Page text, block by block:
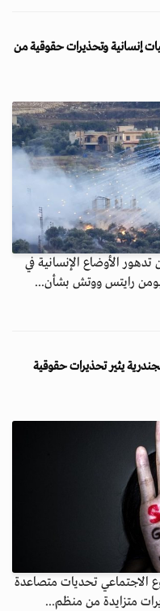
إنسانية وتحذيرات حقوقية من
الأوضاع الإنسانية في
رايتس ووتش بشأن...
يثير تحذيرات حقوقية
الاجتماعي تحديات متصاعدة
متزايدة من منظم...